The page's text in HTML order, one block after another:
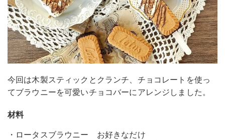
今回は木製スティックとクランチ、チョコレートを使っ
てブラウニーを可愛いチョコバーにアレンジしました。
材料
・ロータスブラウニー お好きなだけ